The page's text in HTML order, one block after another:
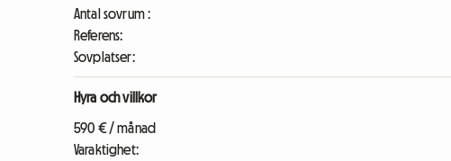
Antal sovrum :
Referens:
Sovplatser:
Hyra och villkor
590 € / månad
Varaktighet: